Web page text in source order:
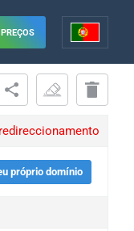
PREÇOS
próprio domínio